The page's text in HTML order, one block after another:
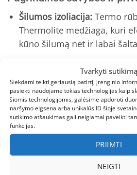
Tvarkyti sutikimą
Siekdami teikti geriausią patirtį, įrenginio
pasiekti naudojame tokias technologijas kaip
šiomis technologijomis, galėsime apdoroti
naršymo elgsena arba unikalūs ID šioje
sutikimo atšaukimas gali neigiamai paveikti
funkcijas.
PRIIMTI
NEIGTI
Šilumos izoliacija: Termo
Thermolite medžiaga, kuri
kūno šilumą net ir labai
prakaitą, todėl mažylis lieka
aktyvių žaidimų.
Elastingumas ir komfortas:
judesių, tad vaikas gali
ir tyrinėti pasaulį.
Lengvas priežiūros procesas:
ir nesitraukia, kas yra tikras